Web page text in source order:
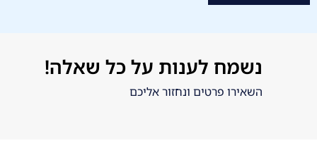
נשמח לענות על כל שאלה!
השאירו פרטים ונחזור אליכם